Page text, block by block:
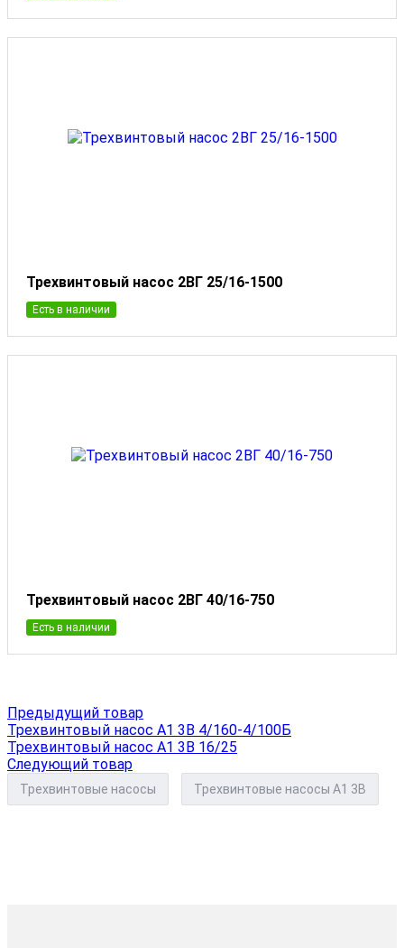
Трехвинтовый насос 2ВГ 25/16-1500
Есть в наличии
Трехвинтовый насос 2ВГ 40/16-750
Есть в наличии
Предыдущий товар
Трехвинтовый насос А1 3В 4/160-4/100Б
Трехвинтовый насос А1 3В 16/25
Следующий товар
Трехвинтовые насосы Трехвинтовые насосы А1 3В